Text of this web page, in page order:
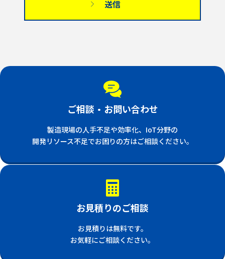
ご相談・お問い合わせ
製造現場の人手不足や効率化、IoT分野の
開発リソース不足でお困りの方はご相談ください。
お見積りのご相談
お見積りは無料です。
お気軽にご相談ください。